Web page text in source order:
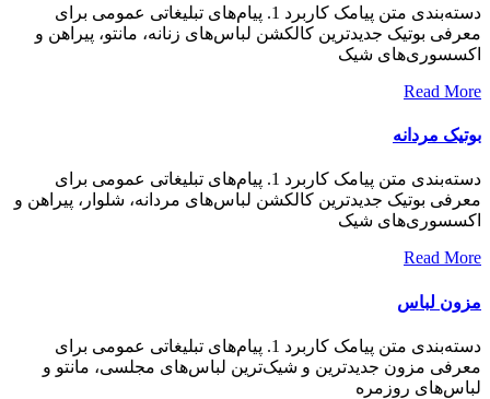
دسته‌بندی متن پیامک کاربرد 1. پیام‌های تبلیغاتی عمومی برای
معرفی بوتیک جدیدترین کالکشن لباس‌های زنانه، مانتو، پیراهن و
اکسسوری‌های شیک
Read More
بوتیک مردانه
دسته‌بندی متن پیامک کاربرد 1. پیام‌های تبلیغاتی عمومی برای
معرفی بوتیک جدیدترین کالکشن لباس‌های مردانه، شلوار، پیراهن و
اکسسوری‌های شیک
Read More
مزون لباس
دسته‌بندی متن پیامک کاربرد 1. پیام‌های تبلیغاتی عمومی برای
معرفی مزون جدیدترین و شیک‌ترین لباس‌های مجلسی، مانتو و
لباس‌های روزمره